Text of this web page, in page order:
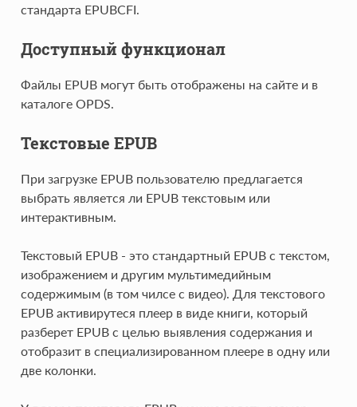
стандарта EPUBCFI.
Доступный функционал
Файлы EPUB могут быть отображены на сайте и в
каталоге OPDS.
Текстовые EPUB
При загрузке EPUB пользователю предлагается
выбрать является ли EPUB текстовым или
интерактивным.
Текстовый EPUB - это стандартный EPUB с текстом,
изображением и другим мультимедийным
содержимым (в том чилсе с видео). Для текстового
EPUB активирутеся плеер в виде книги, который
разберет EPUB с целью выявления содержания и
отобразит в специализированном плеере в одну или
две колонки.